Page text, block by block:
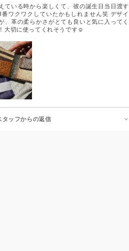
ている時から楽しくて、彼の誕生日当日渡す
番ワクワクしていたかもしれません笑 デザイ
、革の柔らかさがとても良いと気に入ってく
大切に使ってくれそうです☺️
タッフからの返信